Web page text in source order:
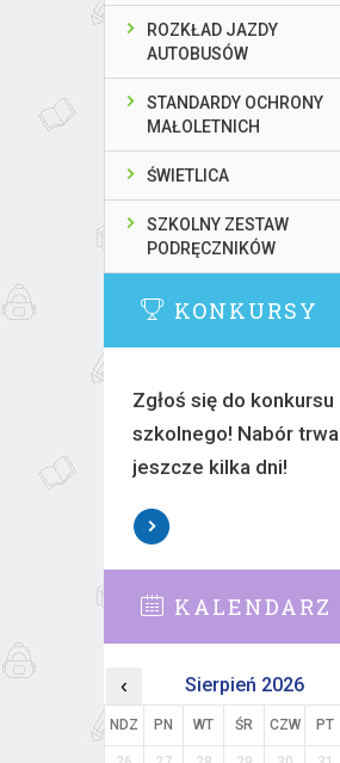
ROZKŁAD JAZDY
AUTOBUSÓW
STANDARDY OCHRONY
MAŁOLETNICH
ŚWIETLICA
SZKOLNY ZESTAW
PODRĘCZNIKÓW
KONKURSY
Zgłoś się do konkursu
szkolnego! Nabór trwa
jeszcze kilka dni!
KALENDARZ
‹ Sierpień 2026
NDZ PN WT ŚR CZW PT